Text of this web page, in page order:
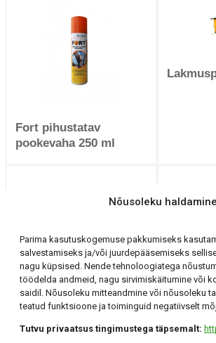
Nõusoleku haldamine
Parima kasutuskogemuse pakkumiseks
salvestamiseks ja/või juurdepääsemiseks
nagu küpsised. Nende tehnoloogiatega
töödelda andmeid, nagu sirvimiskäitumine või
saidil. Nõusoleku mitteandmine või nõusoleku
teatud funktsioone ja toiminguid negatiivselt
Tutvu privaatsus tingimustega täpsemalt:
Fort pihustatav
pookevaha 250 ml
Kastekann 10 L
Roheline
Holding Invest OÜ